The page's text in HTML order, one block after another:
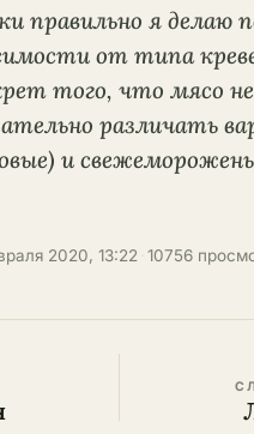
правильно я делаю
от типа
того, что мясо
различать
и
2020, 13:22 10756